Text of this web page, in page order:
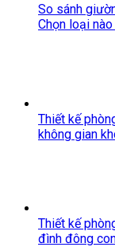
So sánh
Chọn loại
Thiết kế
không gian
Thiết kế
đình đông